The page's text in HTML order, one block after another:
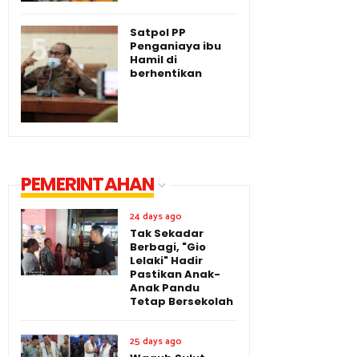
Satpol PP
Penganiaya ibu
Hamil di
berhentikan
PEMERINTAHAN
24 days ago
Tak Sekadar
Berbagi, "Gio
Lelaki" Hadir
Pastikan Anak-
Anak Pandu
Tetap Bersekolah
25 days ago